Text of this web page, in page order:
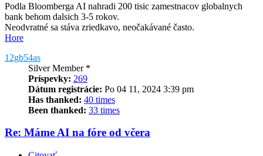
Podla Bloomberga AI nahradi 200 tisic zamestnacov globalnych
bank behom dalsich 3-5 rokov.
Neodvratné sa stáva zriedkavo, neočakávané často.
Hore
12gb54as
Silver Member *
Príspevky: 269
Dátum registrácie: Po 04 11, 2024 3:39 pm
Has thanked: 40 times
Been thanked: 33 times
Re: Máme AI na fóre od včera